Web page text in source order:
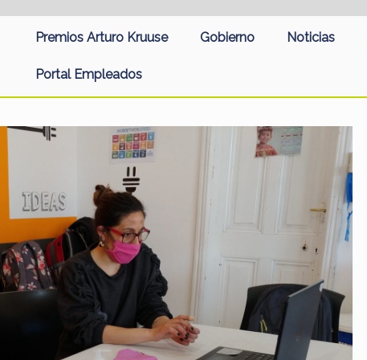
Premios Arturo Kruuse Gobierno Noticias
Portal Empleados